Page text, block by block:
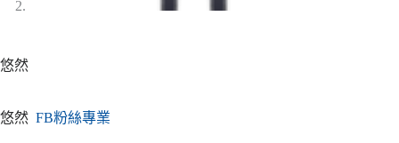
悠然
悠然 FB粉絲專業